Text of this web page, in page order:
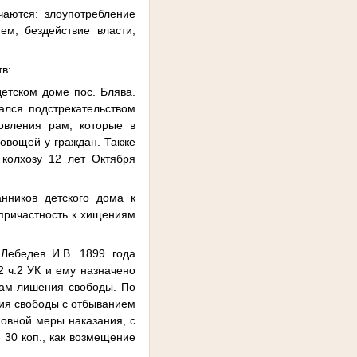
злоупотребление
бездействие власти,
доме пос. Блява.
подстрекательством
рам, которые в
у граждан. Также
12 лет Октября
детского дома к
к хищениям
И.В. 1899 года
ч.2 УК и ему назначено
лишения свободы. По
свободы с отбыванием
меры наказания, с
30 коп., как возмещение